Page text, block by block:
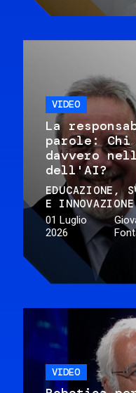
VIDEO
La
parole:
davvero
dell'AI?
EDUCAZIONE
E INNOVAZIONE
01 Luglio
2026
VIDEO